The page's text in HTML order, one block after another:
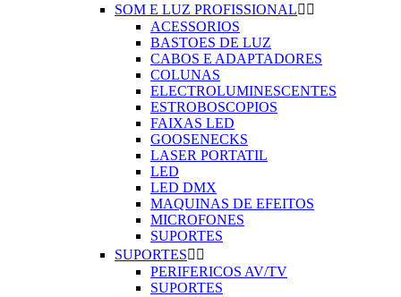
SOM E LUZ PROFISSIONAL 
ACESSORIOS
BASTOES DE LUZ
CABOS E ADAPTADORES
COLUNAS
ELECTROLUMINESCENTES
ESTROBOSCOPIOS
FAIXAS LED
GOOSENECKS
LASER PORTATIL
LED
LED DMX
MAQUINAS DE EFEITOS
MICROFONES
SUPORTES
SUPORTES 
PERIFERICOS AV/TV
SUPORTES